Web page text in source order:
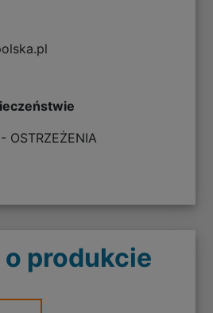
OSTRZEŻENIA
o produkcie